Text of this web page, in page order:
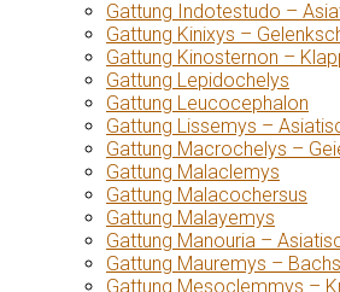
Gattung Indotestudo –
Gattung Kinixys –
Gattung Kinosternon –
Gattung Lepidochelys
Gattung Leucocephalon
Gattung Lissemys –
Gattung Macrochelys –
Gattung Malaclemys
Gattung Malacochersus
Gattung Malayemys
Gattung Manouria –
Gattung Mauremys –
Gattung Mesoclemmys –